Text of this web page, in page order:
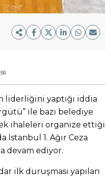
liderliğini yaptığı iddia
ile bazı belediye
ihaleleri organize ettiği
İstanbul 1. Ağır Ceza
devam ediyor.
ilk duruşması yapılan